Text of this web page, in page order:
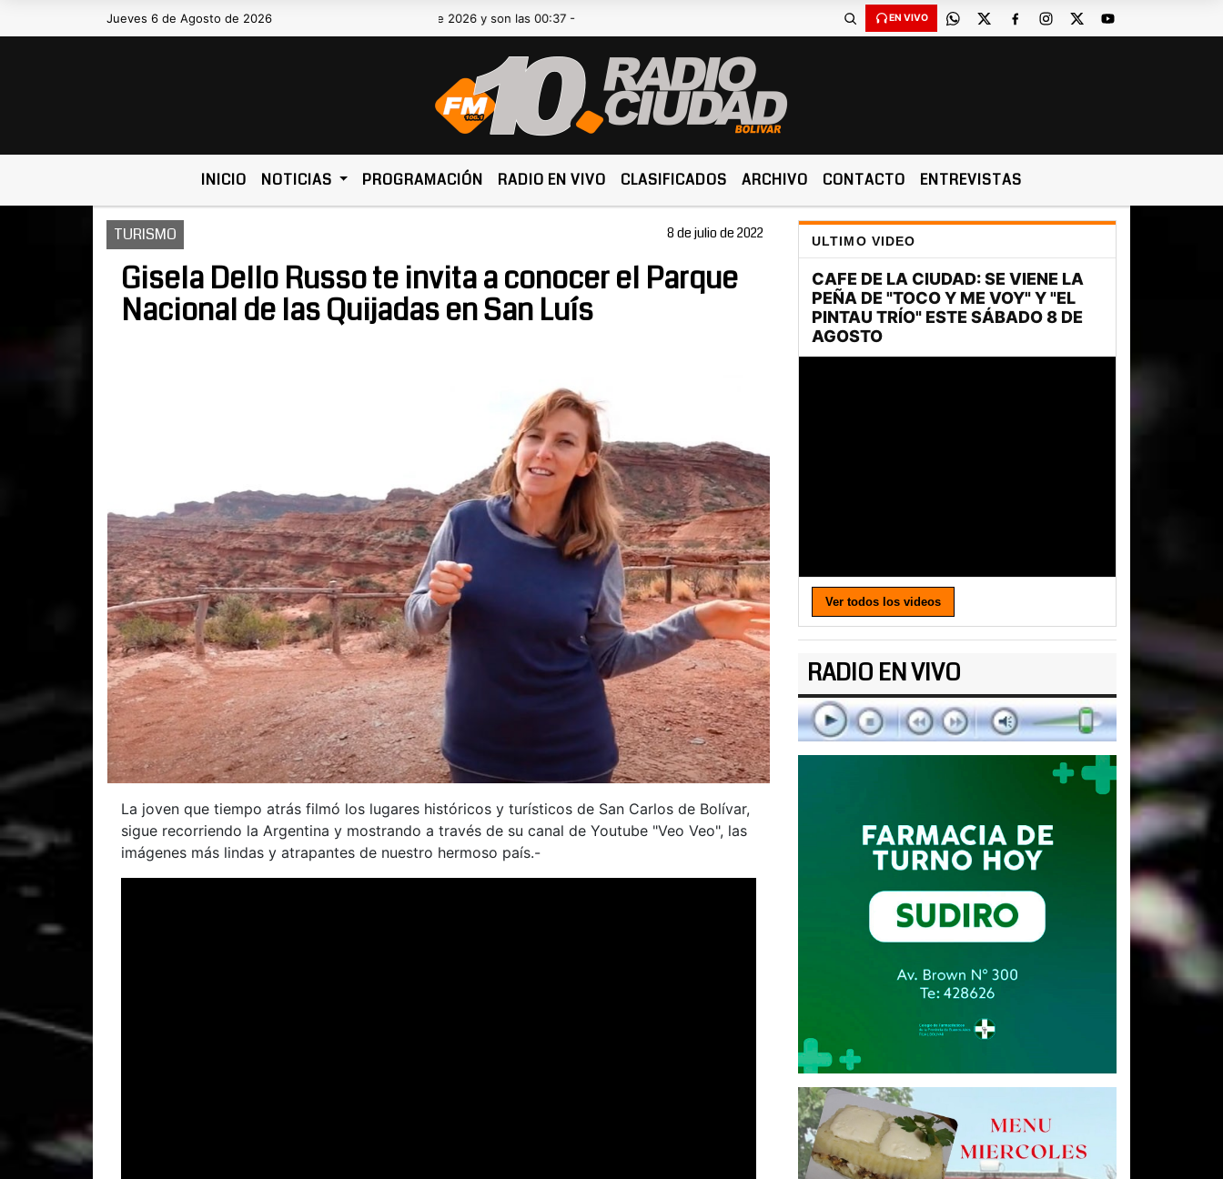
Jueves 6 de Agosto de 2026Hoy es Jueves 6 de Agosto de 2026 y son las 00:37 - EN VIVO
INICIO NOTICIAS PROGRAMACIÓN RADIO EN VIVO CLASIFICADOS ARCHIVO CONTACTO ENTREVISTAS
TURISMO 8 de julio de 2022
Gisela Dello Russo te invita a conocer el Parque
Nacional de las Quijadas en San Luís
La joven que tiempo atrás filmó los lugares históricos y turísticos de San Carlos de Bolívar,
sigue recorriendo la Argentina y mostrando a través de su canal de Youtube "Veo Veo", las
imágenes más lindas y atrapantes de nuestro hermoso país.-
ULTIMO VIDEO
Ver todos los videos
RADIO EN VIVO